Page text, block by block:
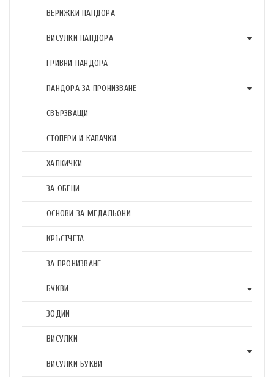
ВЕРИЖКИ ПАНДОРА
ВИСУЛКИ ПАНДОРА
ГРИВНИ ПАНДОРА
ПАНДОРА ЗА ПРОНИЗВАНЕ
СВЪРЗВАЩИ
СТОПЕРИ И КАПАЧКИ
ХАЛКИЧКИ
ЗА ОБЕЦИ
ОСНОВИ ЗА МЕДАЛЬОНИ
КРЪСТЧЕТА
ЗА ПРОНИЗВАНЕ
БУКВИ
ЗОДИИ
ВИСУЛКИ
ВИСУЛКИ БУКВИ